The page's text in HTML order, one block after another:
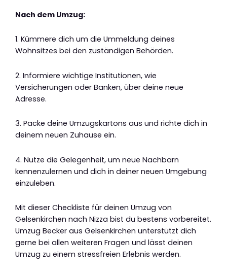
Nach dem Umzug:
1. Kümmere dich um die Ummeldung deines
Wohnsitzes bei den zuständigen Behörden.
2. Informiere wichtige Institutionen, wie
Versicherungen oder Banken, über deine neue
Adresse.
3. Packe deine Umzugskartons aus und richte dich in
deinem neuen Zuhause ein.
4. Nutze die Gelegenheit, um neue Nachbarn
kennenzulernen und dich in deiner neuen Umgebung
einzuleben.
Mit dieser Checkliste für deinen Umzug von
Gelsenkirchen nach Nizza bist du bestens vorbereitet.
Umzug Becker aus Gelsenkirchen unterstützt dich
gerne bei allen weiteren Fragen und lässt deinen
Umzug zu einem stressfreien Erlebnis werden.